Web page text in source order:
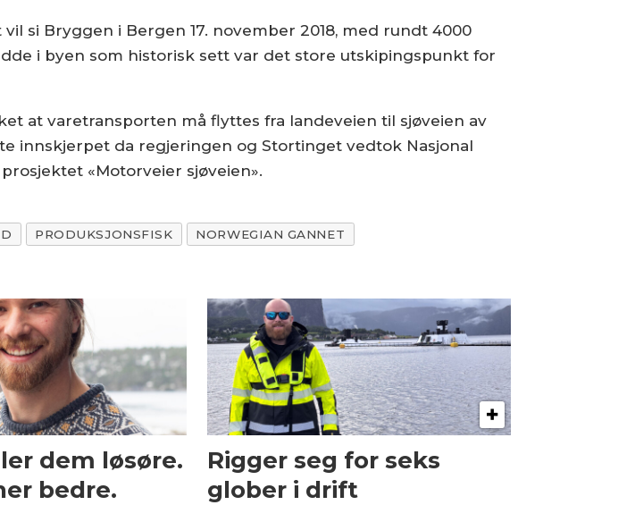
si Bryggen i Bergen 17. november 2018, med rundt 4000
i byen som historisk sett var det store utskipingspunkt for
at varetransporten må flyttes fra landeveien til sjøveien av
innskjerpet da regjeringen og Stortinget vedtok Nasjonal
«Motorveier sjøveien».
PRODUKSJONSFISK NORWEGIAN GANNET
dem løsøre.
bedre.
Rigger seg for seks
glober i drift